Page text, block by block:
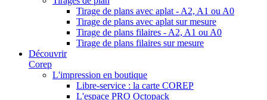
Tirage de plans avec aplat - A2, A1 ou A0
Tirage de plans avec aplat sur mesure
Tirage de plans filaires - A2, A1 ou A0
Tirage de plans filaires sur mesure
Découvrir
Corep
L'impression en boutique
Libre-service : la carte COREP
L'espace PRO Octopack